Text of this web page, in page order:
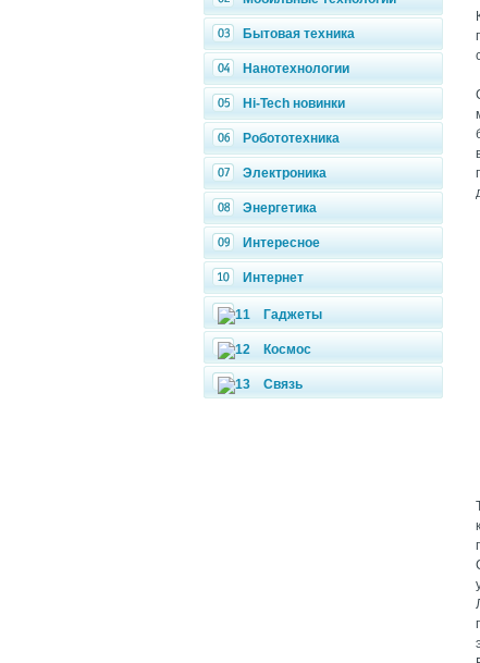
Бытовая техника
Нанотехнологии
Hi-Tech новинки
Робототехника
Электроника
Энергетика
Интересное
Интернет
Гаджеты
Космос
Связь